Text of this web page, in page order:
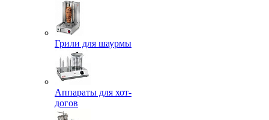
Грили для шаурмы
Аппараты для хот-
догов